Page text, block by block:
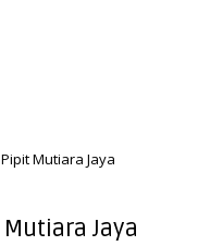
Mutiara Jaya
Jaya